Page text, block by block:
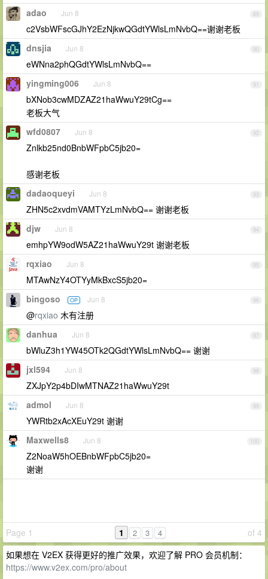
89
adao Jun 8
c2VsbWFscGJhY2EzNjkwQGdtYWlsLmNvbQ==谢谢老板
90
dnsjia Jun 8
eWNna2phQGdtYWlsLmNvbQ==
91
yingming006 Jun 8
bXNob3cwMDZAZ21haWwuY29tCg==
老板大气
92
wfd0807 Jun 8
Znlkb25nd0BnbWFpbC5jb20=
感谢老板
93
dadaoqueyi Jun 8
ZHN5c2xvdmVAMTYzLmNvbQ== 谢谢老板
94
djw Jun 8
emhpYW9odW5AZ21haWwuY29t 谢谢老板
95
rqxiao Jun 8
MTAwNzY4OTYyMkBxcS5jb20=
96
bingoso OP Jun 8
@rqxiao 木有注册
97
danhua Jun 8
bWluZ3h1YW45OTk2QGdtYWlsLmNvbQ== 谢谢
98
jxl594 Jun 8
ZXJpY2p4bDIwMTNAZ21haWwuY29t
99
admol Jun 8
YWRtb2xAcXEuY29t 谢谢
100
Maxwells8 Jun 8
Z2NoaW5hOEBnbWFpbC5jb20=
谢谢
Page 1 of 4
1 2 3 4
如果想在 V2EX 获得更好的推广效果，欢迎了解 PRO 会员机制：
https://www.v2ex.com/pro/about